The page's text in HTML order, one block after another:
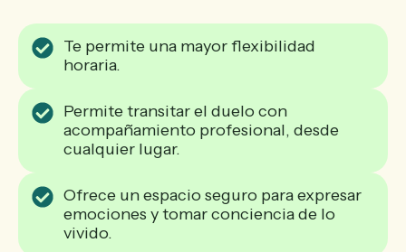
Te permite una mayor flexibilidad
horaria.
Permite transitar el duelo con
acompañamiento profesional, desde
cualquier lugar.
Ofrece un espacio seguro para expresar
emociones y tomar conciencia de lo
vivido.